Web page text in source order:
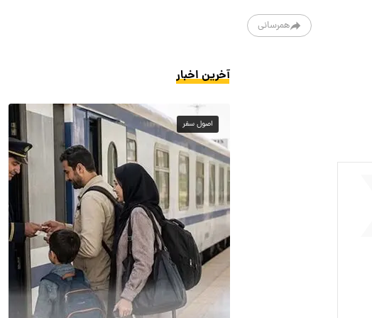
همرسانی
آخرین اخبار
اصول سفر